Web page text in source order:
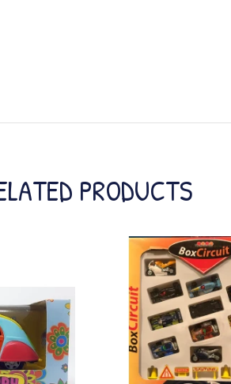
PRODUCTS